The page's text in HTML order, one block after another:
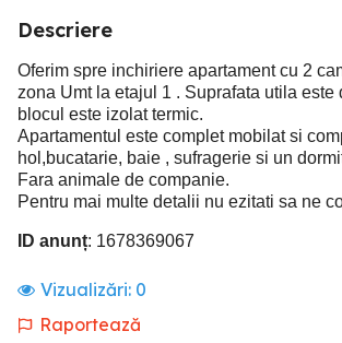
Descriere
Oferim spre inchiriere apartament cu 2
zona Umt la etajul 1 . Suprafata utila este
blocul este izolat termic.
Apartamentul este complet mobilat si
hol,bucatarie, baie , sufragerie si un
Fara animale de companie.
Pentru mai multe detalii nu ezitati sa ne
ID anunț: 1678369067
Vizualizări: 0
Raportează